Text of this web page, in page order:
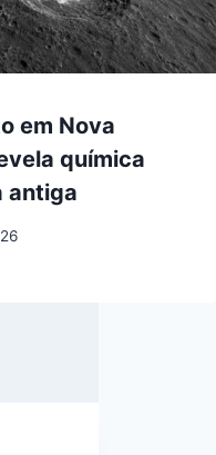
em Nova
química
antiga